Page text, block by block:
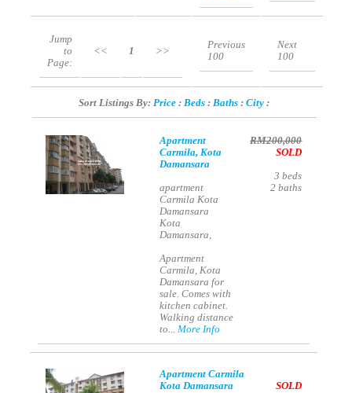
Jump
to
Page:
<< 1 >>
Previous
100
Next
100
Sort Listings By: Price : Beds : Baths : City :
Apartment
Carmila, Kota
Damansara
apartment
Carmila Kota
Damansara
Kota
Damansara,
Apartment
Carmila, Kota
Damansara for
sale. Comes with
kitchen cabinet.
Walking distance
to...More Info
RM200,000
SOLD
3 beds
2 baths
Apartment Carmila
Kota Damansara
SOLD